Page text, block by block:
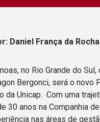
: Daniel França da Rocha
no Rio Grande do Sul,
Bergonci, será o novo
da Unicap. Com uma
30 anos na Companhia
nas áreas de